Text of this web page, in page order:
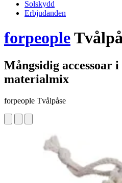
Solskydd
Erbjudanden
forpeople
Mångsidig accessoar
materialmix
forpeople Tvålpåse